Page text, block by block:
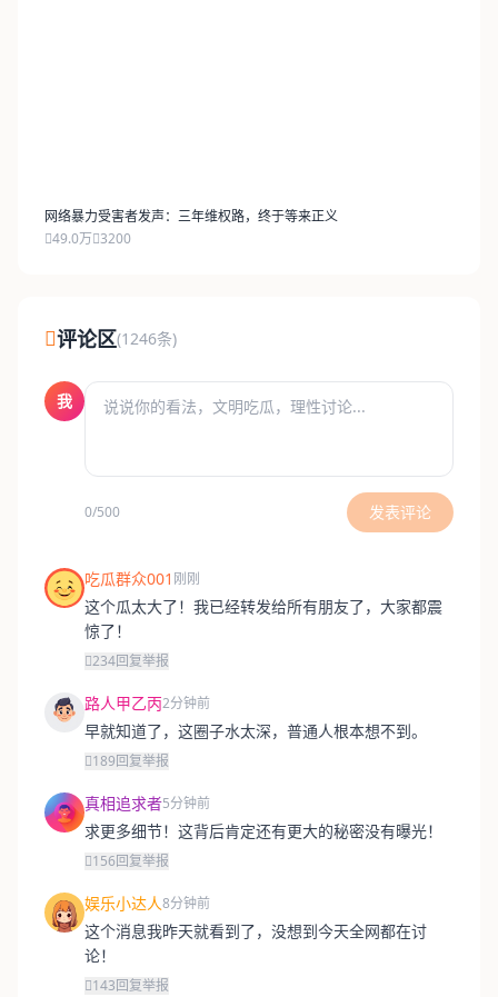
网络暴力受害者发声：三年维权路，终于等来正义
49.0万 3200
评论区(1246条)
我
0/500 发表评论
吃瓜群众001 刚刚
这个瓜太大了！我已经转发给所有朋友了，大家都震
惊了！
234回复举报
路人甲乙丙2分钟前
早就知道了，这圈子水太深，普通人根本想不到。
189回复举报
真相追求者5分钟前
求更多细节！这背后肯定还有更大的秘密没有曝光！
156回复举报
娱乐小达人8分钟前
这个消息我昨天就看到了，没想到今天全网都在讨
论！
143回复举报